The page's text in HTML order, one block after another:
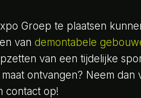
Groep te plaatsen
van demontabele
van een tijdelijke
ontvangen? Neem dan
contact op!